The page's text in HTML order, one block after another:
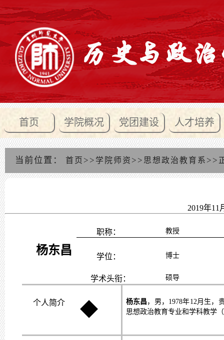
首页 学院概况 党团建设 人才培养
当前位置： 首页 >> 学院师资 >> 思想政治教育系 >>
2019年11
杨东昌
职称： 教授
学位： 博士
学术头衔： 硕导
个人简介 ◆ 杨东昌 ，男， 1978年12 月生，
思想政治教育专业和学科教学